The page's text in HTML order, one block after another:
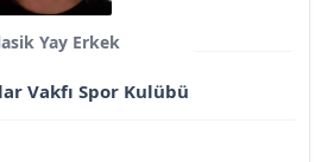
Yay Erkek
Vakfı Spor Kulübü